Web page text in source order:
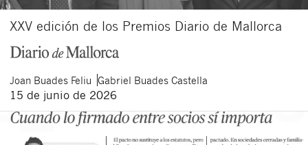
XXV edición de los Premios Diario de Mallorca
Joan Buades Feliu Gabriel Buades Castella
15 de junio de 2026